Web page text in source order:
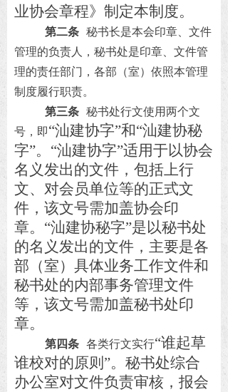
业协会章程》制定本制度。
第二条 秘书长是本会印章、文件
管理的负责人，秘书处是印章、文件管
理的责任部门，各部（室）依照本管理
制度履行职责。
第三条 秘书处行文使用两个文
号，即“汕建协字”和“汕建协秘
字”。“汕建协字”适用于以协会
名义发出的文件，包括上行
文、对会员单位等的正式文
件，该文号需加盖协会印
章。“汕建协秘字”是以秘书处
的名义发出的文件，主要是各
部（室）具体业务工作文件和
秘书处的内部事务管理文件
等，该文号需加盖秘书处印
章。
第四条 各类行文实行“谁起草
谁校对的原则”。秘书处综合
办公室对文件负责审核，报会